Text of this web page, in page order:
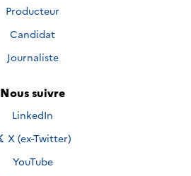
Producteur
Candidat
Journaliste
Nous suivre
Nous suivre sur
LinkedIn
Nous suivre sur
X (ex-Twitter)
Nous suivre sur
YouTube